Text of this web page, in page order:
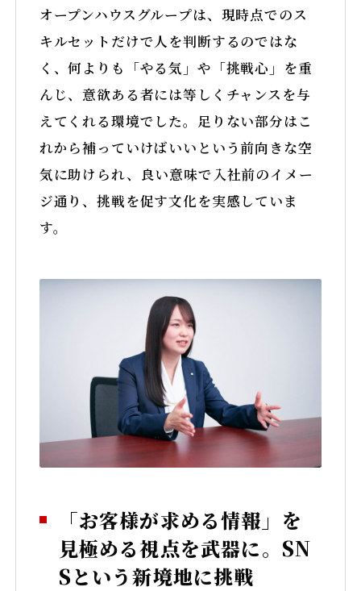
オープンハウスグループは、現時点でのス
キルセットだけで人を判断するのではな
く、何よりも「やる気」や「挑戦心」を重
んじ、意欲ある者には等しくチャンスを与
えてくれる環境でした。足りない部分はこ
れから補っていけばいいという前向きな空
気に助けられ、良い意味で入社前のイメー
ジ通り、挑戦を促す文化を実感していま
す。
「お客様が求める情報」を
見極める視点を武器に。SN
Sという新境地に挑戦